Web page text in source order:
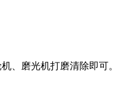
、磨光机打磨清除即可。